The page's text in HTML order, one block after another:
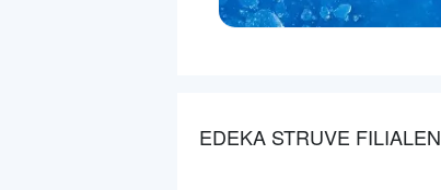
EDEKA STRUVE FILIALEN